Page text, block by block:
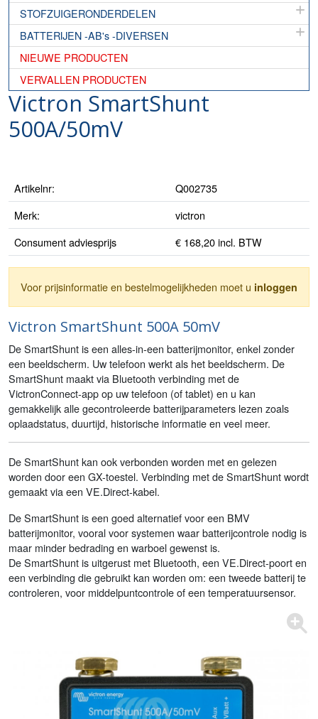
STOFZUIGERONDERDELEN
BATTERIJEN -AB's -DIVERSEN
NIEUWE PRODUCTEN
VERVALLEN PRODUCTEN
Victron SmartShunt
500A/50mV
Artikelnr:
Q002735
Merk:
victron
Consument adviesprijs
€ 168,20 incl. BTW
Voor prijsinformatie en bestelmogelijkheden moet u inloggen
Victron SmartShunt 500A 50mV
De SmartShunt is een alles-in-een batterijmonitor, enkel zonder
een beeldscherm. Uw telefoon werkt als het beeldscherm. De
SmartShunt maakt via Bluetooth verbinding met de
VictronConnect-app op uw telefoon (of tablet) en u kan
gemakkelijk alle gecontroleerde batterijparameters lezen zoals
oplaadstatus, duurtijd, historische informatie en veel meer.
De SmartShunt kan ook verbonden worden met en gelezen
worden door een GX-toestel. Verbinding met de SmartShunt wordt
gemaakt via een VE.Direct-kabel.
De SmartShunt is een goed alternatief voor een BMV
batterijmonitor, vooral voor systemen waar batterijcontrole nodig is
maar minder bedrading en warboel gewenst is.
De SmartShunt is uitgerust met Bluetooth, een VE.Direct-poort en
een verbinding die gebruikt kan worden om: een tweede batterij te
controleren, voor middelpuntcontrole of een temperatuursensor.